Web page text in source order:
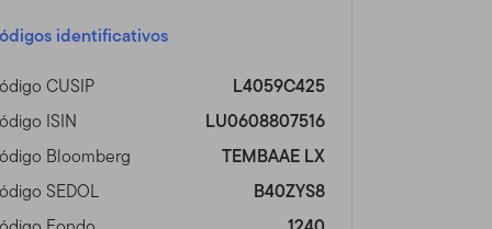
identificativos
CUSIP
L4059C425
ISIN
LU0608807516
Bloomberg
TEMBAAE LX
SEDOL
B40ZYS8
asesores
de los Estados
Franklin Templeton
por favor visite